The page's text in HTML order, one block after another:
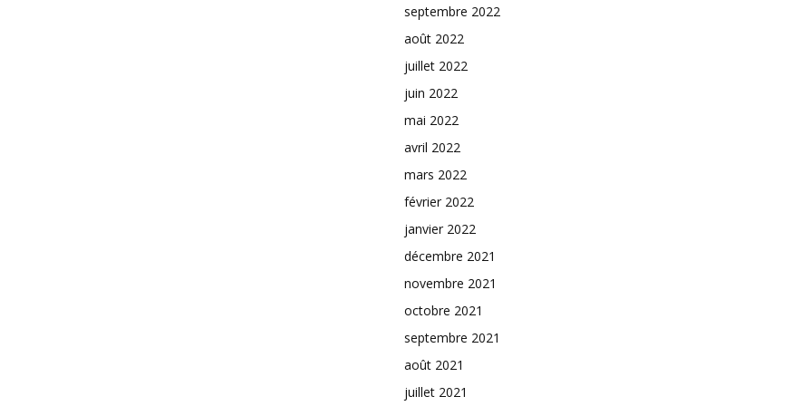
septembre 2022
août 2022
juillet 2022
juin 2022
mai 2022
avril 2022
mars 2022
février 2022
janvier 2022
décembre 2021
novembre 2021
octobre 2021
septembre 2021
août 2021
juillet 2021